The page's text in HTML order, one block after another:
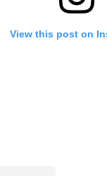
View this post on